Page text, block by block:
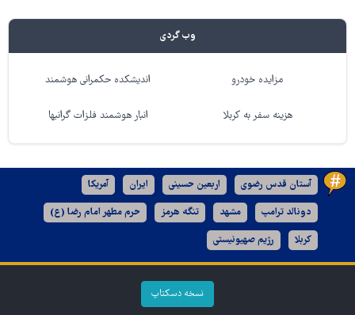
وب گردی
مزایده خودرو اندیشکده حکمرانی هوشمند
هزینه سفر به کربلا انبار هوشمند فلزات گرانبها
آستان قدس رضوی اربعین حسینی ایران آمریکا
دونالد ترامپ مشهد تنگه هرمز حرم مطهر امام رضا (ع)
کربلا رژیم صهیونیستی
نسخه دسکتاپ